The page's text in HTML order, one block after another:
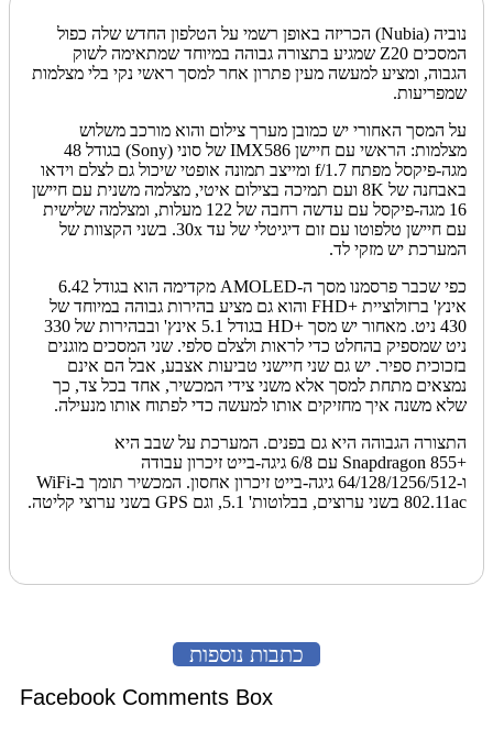
נוביה (Nubia) הכריזה באופן רשמי על הטלפון החדש שלה כפול
המסכים Z20 שמגיע בתצורה גבוהה במיוחד שמתאימה לשוק
הגבוה, ומציע למעשה מעין פתרון אחר למסך ראשי נקי בלי מצלמות
שמפריעות.
על המסך האחורי יש כמובן מערך צילום והוא מורכב משלוש
מצלמות: הראשי עם חיישן IMX586 של סוני (Sony) בגודל 48
מגה-פיקסל מפתח f/1.7 ומייצב תמונה אופטי שיכול גם לצלם וידאו
באבחנה של 8K ועם תמיכה בצילום איטי, מצלמה משנית עם חיישן
16 מגה-פיקסל עם עדשה רחבה של 122 מעלות, ומצלמה שלישית
עם חיישן טלפוטו עם זום דיגיטלי של עד 30x. בשני הקצוות של
המערכת יש מזקי לד.
כפי שכבר פרסמנו מסך ה-AMOLED מקדימה הוא בגודל 6.42
אינץ' ברזולוציית +FHD והוא גם מציע בהירות גבוהה במיוחד של
430 ניט. מאחור יש מסך +HD בגודל 5.1 אינץ' ובבהירות של 330
ניט שמספיק בהחלט כדי לראות ולצלם סלפי. שני המסכים מוגנים
בזכוכית ספיר. יש גם שני חיישני טביעות אצבע, אבל הם אינם
נמצאים מתחת למסך אלא משני צידי המכשיר, אחד בכל צד, כך
שלא משנה איך מחזיקים אותו למעשה כדי לפתוח אותו מנעילה.
התצורה הגבוהה היא גם בפנים. המערכת על שבב היא
+Snapdragon 855 עם 6/8 גיגה-בייט זיכרון עבודה
ו-64/128/1256/512 גיגה-בייט זיכרון אחסון. המכשיר תומך ב-WiFi
802.11ac בשני ערוצים, בבלוטות' 5.1, וגם GPS בשני ערוצי קליטה.
כתבות נוספות
Facebook Comments Box